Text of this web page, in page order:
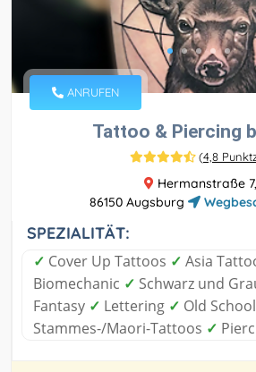
ANRUFEN
Tattoo & Piercing
(4,8
Hermanstraße 7,
86150 Augsburg
SPEZIALITÄT:
✓ Cover Up Tattoos ✓ Asia
Biomechanic ✓ Schwarz und
Fantasy ✓ Lettering ✓ Old School
Stammes-/Maori-Tattoos ✓